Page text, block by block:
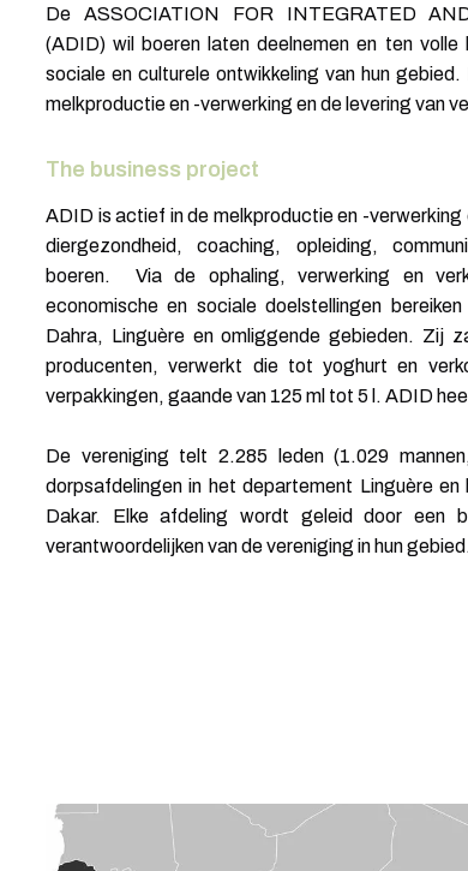
De ASSOCIATION FOR INTEGRATED
(ADID) wil boeren laten deelnemen en ten
sociale en culturele ontwikkeling van hun
melkproductie en -verwerking en de levering van
The business project
ADID is actief in de melkproductie en -verwerking
diergezondheid, coaching, opleiding,
boeren. Via de ophaling, verwerking en
economische en sociale doelstellingen
Dahra, Linguère en omliggende gebieden. Zij
producenten, verwerkt die tot yoghurt en
verpakkingen, gaande van 125 ml tot 5 l. ADID
De vereniging telt 2.285 leden (1.029
dorpsafdelingen in het departement Linguère
Dakar. Elke afdeling wordt geleid door een
verantwoordelijken van de vereniging in hun gebied.